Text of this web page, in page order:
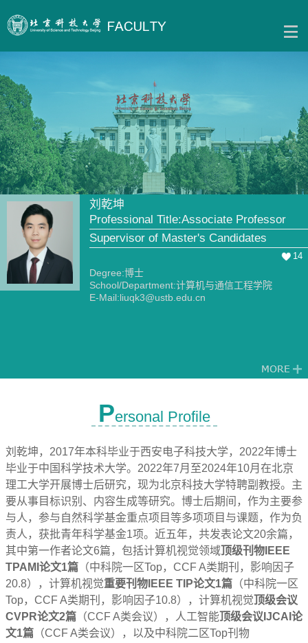
刘乾坤
Professional Title:Associate Professor
Supervisor of Master's Candidates
14
Degree:博士
School/Department:计算机与通信工程学院
E-Mail:liuqk3@ustb.edu.cn
Personal Profile
刘乾坤，2017年本科毕业于西安电子科技大学，2022年博士
毕业于中国科学技术大学。2022年7月至2024年10月在北京
理工大学开展博士后研究，现为北京科技大学特聘副教授。主
要从事目标识别、内容生成等研究。博士后期间，作为主要参
与人，参与自然科学基金重点项目等多项项目与课题，作为负
责人，获批青年科学基金1项。近五年，共发表论文20余篇，
其中第一作者论文6篇，包括计算机视觉领域 顶级刊物IEEE
TPAMI论文1篇 （中科院一区Top，CCF A类期刊，影响因子
20.8），计算机视觉重要刊物IEEE TIP论文1篇 （中科院一区
Top，CCF A类期刊，影响因子10.8），计算机视觉 顶级会议
CVPR论文2篇 （CCF A类会议），人工智能 顶级会议IJCAI论
文1篇 （CCF A类会议），以及中科院二区Top刊物